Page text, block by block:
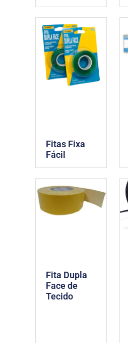
Fitas Fixa
Fácil
Fita Dupla
Face de
Tecido